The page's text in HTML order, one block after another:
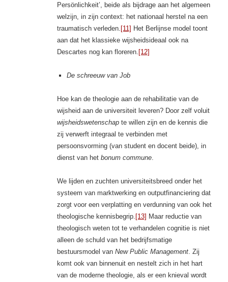
Persönlichkeit’, beide als bijdrage aan het algemeen
welzijn, in zijn context: het nationaal herstel na een
traumatisch verleden. [11] Het Berlijnse model toont
aan dat het klassieke wijsheidsideaal ook na
Descartes nog kan floreren. [12]
De schreeuw van Job
Hoe kan de theologie aan de rehabilitatie van de
wijsheid aan de universiteit leveren? Door zelf voluit
wijsheidswetenschap te willen zijn en de kennis die
zij verwerft integraal te verbinden met
persoonsvorming (van student en docent beide), in
dienst van het bonum commune.
We lijden en zuchten universiteitsbreed onder het
systeem van marktwerking en outputfinanciering dat
zorgt voor een verplatting en verdunning van ook het
theologische kennisbegrip. [13] Maar reductie van
theologisch weten tot te verhandelen cognitie is niet
alleen de schuld van het bedrijfsmatige
bestuursmodel van New Public Management. Zij
komt ook van binnenuit en nestelt zich in het hart
van de moderne theologie, als er een knieval wordt